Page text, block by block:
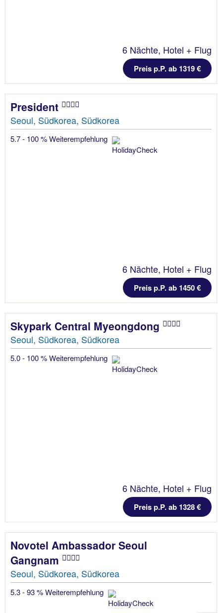
6 Nächte, Hotel + Flug
Preis p.P. ab 1319 €
President
Seoul, Südkorea, Südkorea
5.7 - 100 % Weiterempfehlung
6 Nächte, Hotel + Flug
Preis p.P. ab 1450 €
Skypark Central Myeongdong
Seoul, Südkorea, Südkorea
5.0 - 100 % Weiterempfehlung
6 Nächte, Hotel + Flug
Preis p.P. ab 1328 €
Novotel Ambassador Seoul
Gangnam
Seoul, Südkorea, Südkorea
5.3 - 93 % Weiterempfehlung